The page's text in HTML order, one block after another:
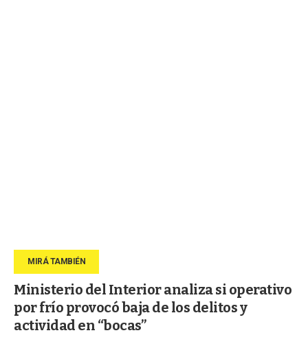
Ministerio del Interior analiza si operativo
por frío provocó baja de los delitos y
actividad en “bocas”